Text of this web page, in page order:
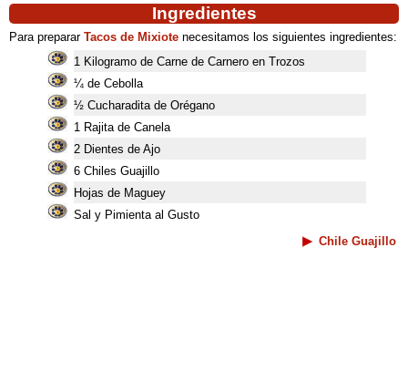
Ingredientes
Para preparar Tacos de Mixiote necesitamos los siguientes ingredientes:
1 Kilogramo de Carne de Carnero en Trozos
¼ de Cebolla
½ Cucharadita de Orégano
1 Rajita de Canela
2 Dientes de Ajo
6 Chiles Guajillo
Hojas de Maguey
Sal y Pimienta al Gusto
Chile Guajillo